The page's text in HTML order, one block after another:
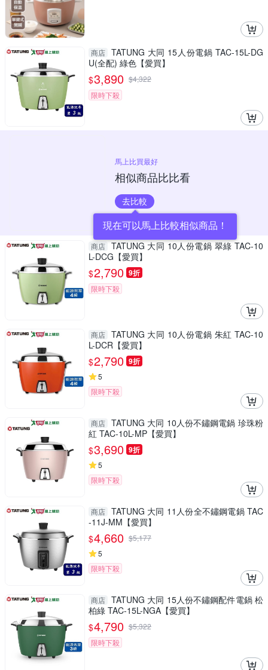
商店 TATUNG 大同 15人份電鍋 TAC-15L-DG
U(全配) 綠色【愛買】
$3,890 $4,322
限時下殺
馬上比買最好
相似商品比比看
去比較
現在可以馬上比較相似商品！
商店 TATUNG 大同 10人份電鍋 翠綠 TAC-10
L-DCG【愛買】
$2,790 9折
限時下殺
商店 TATUNG 大同 10人份電鍋 朱紅 TAC-10
L-DCR【愛買】
$2,790 9折
5
限時下殺
商店 TATUNG 大同 10人份不鏽鋼電鍋 珍珠粉
紅 TAC-10L-MP【愛買】
$3,690 9折
5
限時下殺
商店 TATUNG 大同 11人份全不鏽鋼電鍋 TAC
-11J-MM【愛買】
$4,660 $5,177
5
限時下殺
商店 TATUNG 大同 15人份不鏽鋼配件電鍋 松
柏綠 TAC-15L-NGA【愛買】
$4,790 $5,322
限時下殺